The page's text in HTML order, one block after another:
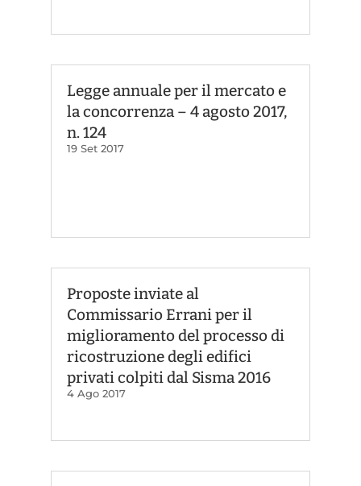
Legge annuale per il mercato e
la concorrenza – 4 agosto 2017,
n. 124
19 Set 2017
Proposte inviate al
Commissario Errani per il
miglioramento del processo di
ricostruzione degli edifici
privati colpiti dal Sisma 2016
4 Ago 2017